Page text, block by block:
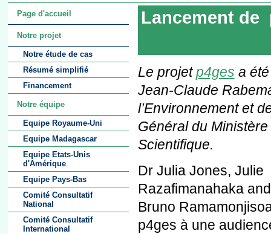
Page d'accueil
Notre projet
Notre étude de cas
Résumé simplifié
Financement
Notre équipe
Equipe Royaume-Uni
Equipe Madagascar
Equipe Etats-Unis
d'Amérique
Equipe Pays-Bas
Comité Consultatif
National
Comité Consultatif
International
Lancement de
Le projetp4ges a
Jean-Claude
l’Environnement et
Général du
Scientifique.
Dr Julia Jones, Julie
Razafimanahaka
Bruno
p4ges à une